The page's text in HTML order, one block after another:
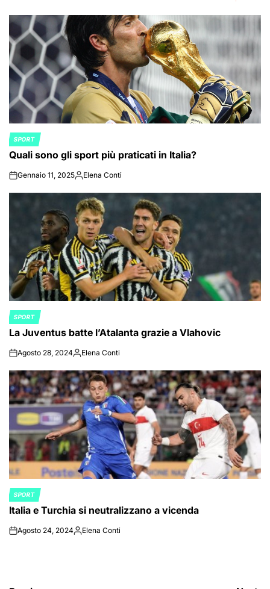
POSTED
IN
SPORT
Quali sono gli sport più praticati in Italia?
onGennaio 11, 2025Posted
Elena Conti
POSTED
IN
SPORT
La Juventus batte l’Atalanta grazie a Vlahovic
onAgosto 28, 2024Posted
Elena Conti
POSTED
IN
SPORT
Italia e Turchia si neutralizzano a vicenda
onAgosto 24, 2024Posted
Elena Conti